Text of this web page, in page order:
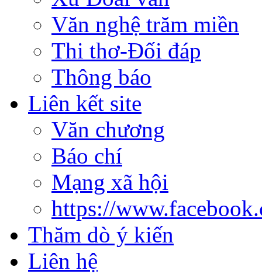
Văn nghệ trăm miền
Thi thơ-Đối đáp
Thông báo
Liên kết site
Văn chương
Báo chí
Mạng xã hội
https://
Thăm dò ý kiến
Liên hệ